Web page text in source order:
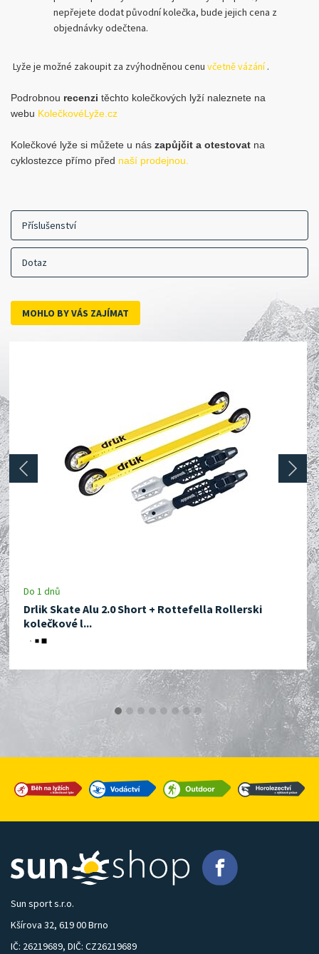
nepřejete dodat původní kolečka, bude jejich cena z
objednávky odečtena.
Lyže je možné zakoupit za zvýhodněnou cenu včetně vázání.
Podrobnou recenzi těchto kolečkových lyží naleznete na
webu KolečkovéLyže.cz
Kolečkové lyže si můžete u nás zapůjčit a otestovat na
cyklostezce přímo před naší prodejnou.
Příslušenství
Dotaz
MOHLO BY VÁS ZAJÍMAT
Do 1 dnů
Drlik Skate Alu 2.0 Short + Rottefella Rollerski
kolečkové l...
prev next
Sun sport s.r.o.
Kšírova 32, 619 00 Brno
IČ: 26219689, DIČ: CZ26219689